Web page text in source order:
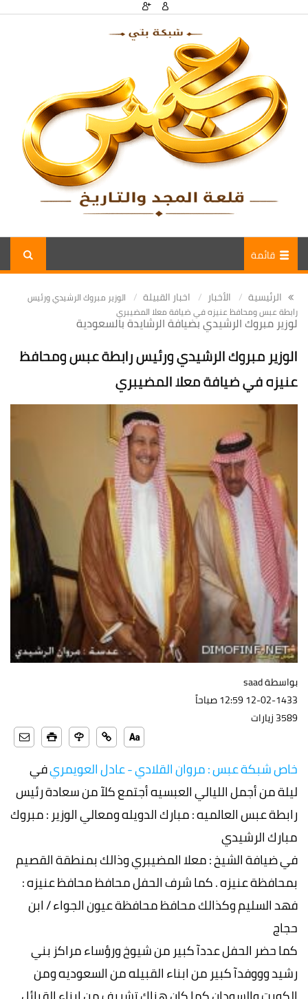
قائمة
الرئيسية الأخبار اخبار القبيلة
الوزير مبروك الرشيدي ورئيس
رابطة عبس ومحافظ عنيزه في ضيافة معلا المضيبري
لوزير مبروك الرشيدي بضيافة الرشايدة بالسعودية
الوزير مبروك الرشيدي ورئيس رابطة عبس ومحافظ
عنيزه في ضيافة معلا المضيبري
بواسطة saad
12-02-1433 12:59 صباحاً
3589 زيارات
خاص شبكة عبس : مروان القلادي - عادل العويمريفي
ليلة من أجمل الليالي العبسيه أجتمع كلآ من سعادة رئيس
رابطة عبس العالميه : مبارك الدويله ومعالي الوزير : مبروك
مبارك الرشيدي
في ضيافة الشيخ : معلا المضيبري وذالك بمنطقة القصيم
بمحافظة عنيزه . كما شرف الحفل محافظ محافظ عنيزه :
فهد السليم وكذالك محافظ محافظة عيون الجواء / ابن
حجاج
كما حضر الحفل عددآ كبير من شيوخ ورؤساء مراكز بني
رشيد وووفدآ كبير من ابناء القبيله من السعوديه ومن